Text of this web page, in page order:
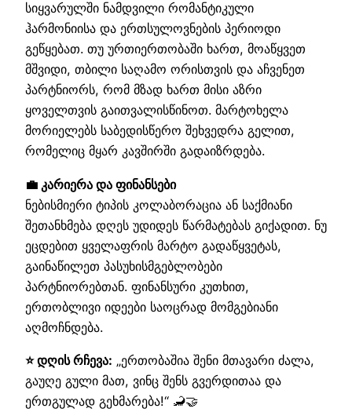
სიყვარულში ნამდვილი რომანტიკული
ჰარმონიისა და ერთსულოვნების პერიოდი
გეწყებათ. თუ ურთიერთობაში ხართ, მოაწყვეთ
მშვიდი, თბილი საღამო ორისთვის და აჩვენეთ
პარტნიორს, რომ მზად ხართ მისი აზრი
ყოველთვის გაითვალისწინოთ. მარტოხელა
მორიელებს საბედისწერო შეხვედრა გელით,
რომელიც მყარ კავშირში გადაიზრდება.
💼 კარიერა და ფინანსები
ნებისმიერი ტიპის კოლაბორაცია ან საქმიანი
შეთანხმება დღეს უდიდეს წარმატებას გიქადით. ნუ
ეცდებით ყველაფრის მარტო გადაწყვეტას,
გაინაწილეთ პასუხისმგებლობები
პარტნიორებთან. ფინანსური კუთხით,
ერთობლივი იდეები საოცრად მომგებიანი
აღმოჩნდება.
⭐ დღის რჩევა: „ერთობაშია შენი მთავარი ძალა,
გაუღე გული მათ, ვინც შენს გვერდითაა და
ერთგულად გეხმარება!“ 🦂🤝